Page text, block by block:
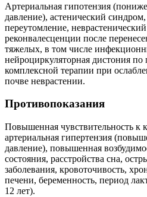
Артериальная гипотензия
давление), астенический
переутомление,
реконвалесценции после
тяжелых, в том числе
нейроциркуляторная дистония по
комплексной терапии при
почве неврастении.
Противопоказания
Повышенная чувствительность к
артериальная гипертензия
давление), повышенная
состояния, расстройства сна,
заболевания, кровоточивость,
печени, беременность, период
12 лет).